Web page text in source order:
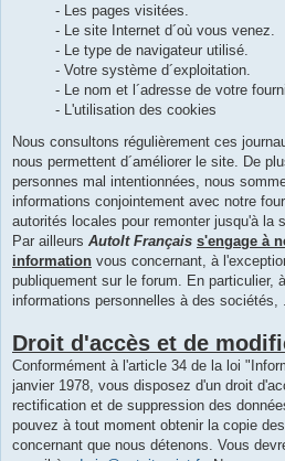
- Les pages visitées.
- Le site Internet d´où vous venez.
- Le type de navigateur utilisé.
- Votre système d´exploitation.
- Le nom et l´adresse de votre
- L'utilisation des cookies
Nous consultons régulièrement ces
nous permettent d´améliorer le site. De
personnes mal intentionnées, nous
informations conjointement avec notre
autorités locales pour remonter jusqu'à la
Par ailleurs AutoIt Français s'engage à
information vous concernant, à
publiquement sur le forum. En particulier,
informations personnelles à des sociétés,
Droit d'accès et de
Conformément à l'article 34 de la loi
janvier 1978, vous disposez d'un droit
rectification et de suppression des
pouvez à tout moment obtenir la copie
concernant que nous détenons. Vous